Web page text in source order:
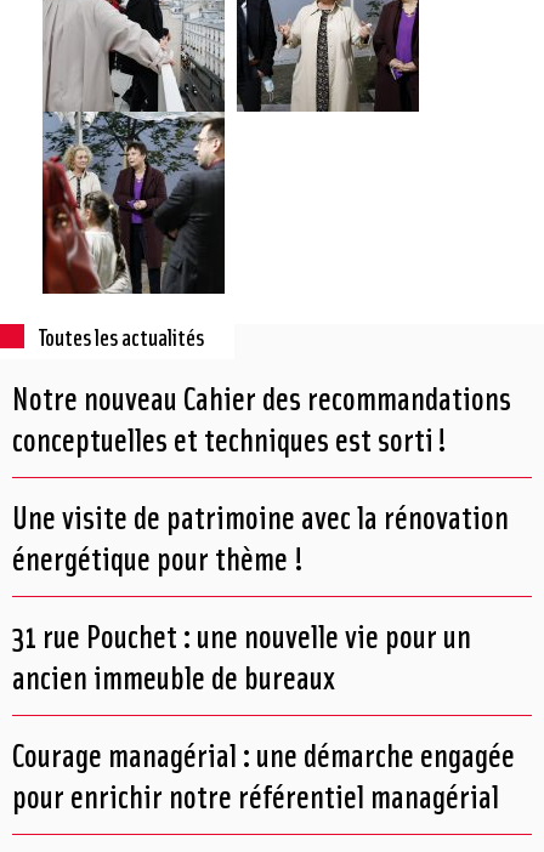
Toutes les actualités
Notre nouveau Cahier des recommandations
conceptuelles et techniques est sorti !
Une visite de patrimoine avec la rénovation
énergétique pour thème !
31 rue Pouchet : une nouvelle vie pour un
ancien immeuble de bureaux
Courage managérial : une démarche engagée
pour enrichir notre référentiel managérial